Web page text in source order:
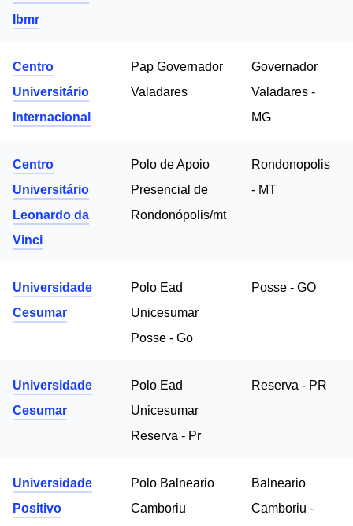
Ibmr
Centro
Universitário
Internacional
Pap Governador
Valadares
Governador
Valadares -
MG
Centro
Universitário
Leonardo da
Vinci
Polo de Apoio
Presencial de
Rondonópolis/mt
Rondonopolis
- MT
Universidade
Cesumar
Polo Ead
Unicesumar
Posse - Go
Posse - GO
Universidade
Cesumar
Polo Ead
Unicesumar
Reserva - Pr
Reserva - PR
Universidade
Positivo
Polo Balneario
Camboriu
Balneario
Camboriu -